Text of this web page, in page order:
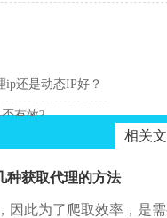
ip还是动态IP好？
有效?
相关
种获取代理的方法
因此为了爬取效率，是